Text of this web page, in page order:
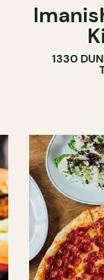
1330